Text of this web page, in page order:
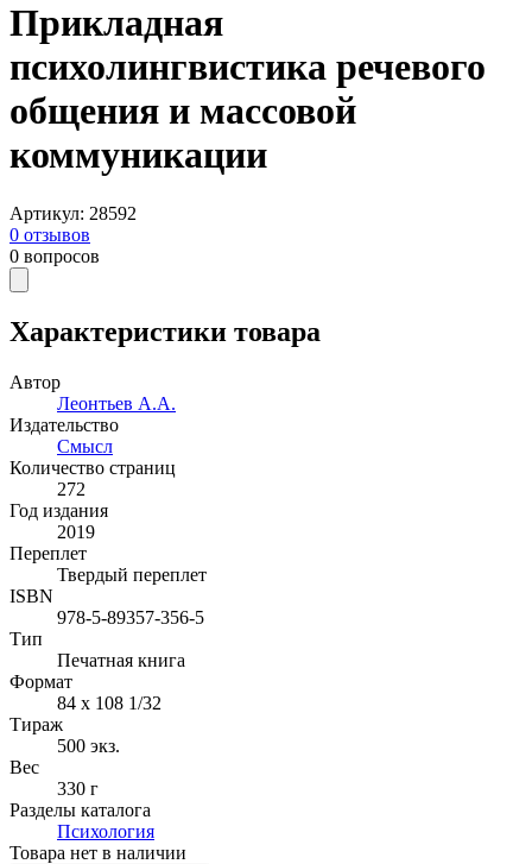
Прикладная
психолингвистика речевого
общения и массовой
коммуникации
Артикул: 28592
0 отзывов
0 вопросов
Характеристики товара
Автор
Леонтьев А.А.
Издательство
Смысл
Количество страниц
272
Год издания
2019
Переплет
Твердый переплет
ISBN
978-5-89357-356-5
Тип
Печатная книга
Формат
84 x 108 1/32
Тираж
500 экз.
Вес
330 г
Разделы каталога
Психология
Товара нет в наличии